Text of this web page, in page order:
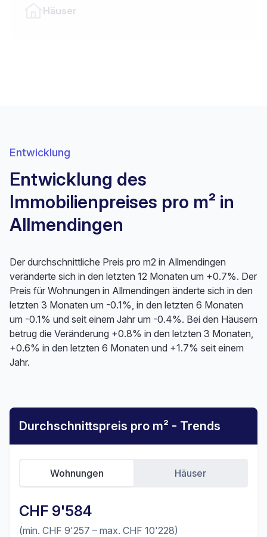
Häuser
Entwicklung
Entwicklung des
Immobilienpreises pro m² in
Allmendingen
Der durchschnittliche Preis pro m2 in Allmendingen
veränderte sich in den letzten 12 Monaten um +0.7%. Der
Preis für Wohnungen in Allmendingen änderte sich in den
letzten 3 Monaten um -0.1%, in den letzten 6 Monaten
um -0.1% und seit einem Jahr um -0.4%. Bei den Häusern
betrug die Veränderung +0.8% in den letzten 3 Monaten,
+0.6% in den letzten 6 Monaten und +1.7% seit einem
Jahr.
Durchschnittspreis pro m² - Trends
CHF 9'584
(min. CHF 9'257 – max. CHF 10'228)
Wohnungen Häuser